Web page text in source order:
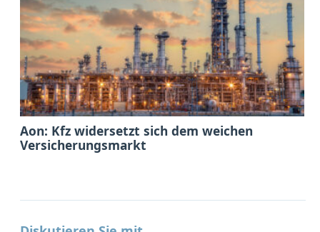
Aon: Kfz widersetzt sich dem weichen
Versicherungsmarkt